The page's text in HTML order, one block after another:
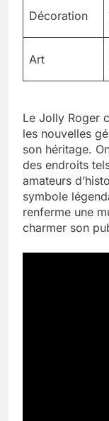
Décoration
Art
Le Jolly Roger
les nouvelles
son héritage.
des endroits
amateurs
symbole
renferme une
charmer son